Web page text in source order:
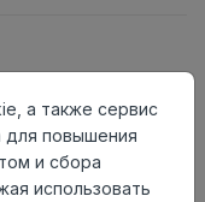
а также сервис
для повышения
и сбора
использовать